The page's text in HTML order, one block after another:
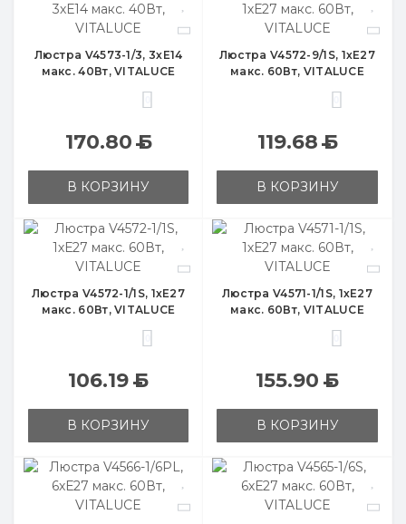
Люстра V4573-1/3, 3хЕ14
макс. 40Вт, VITALUCE
170.80Б
В КОРЗИНУ
Люстра V4572-9/1S, 1хЕ27
макс. 60Вт, VITALUCE
119.68Б
В КОРЗИНУ
Люстра V4572-1/1S, 1хЕ27
макс. 60Вт, VITALUCE
106.19Б
В КОРЗИНУ
Люстра V4571-1/1S, 1хЕ27
макс. 60Вт, VITALUCE
155.90Б
В КОРЗИНУ